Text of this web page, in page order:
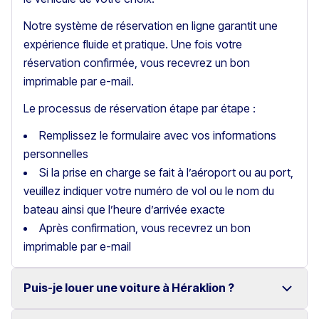
Notre système de réservation en ligne garantit une
expérience fluide et pratique. Une fois votre
réservation confirmée, vous recevrez un bon
imprimable par e-mail.
Le processus de réservation étape par étape :
Remplissez le formulaire avec vos informations
personnelles
Si la prise en charge se fait à l’aéroport ou au port,
veuillez indiquer votre numéro de vol ou le nom du
bateau ainsi que l’heure d’arrivée exacte
Après confirmation, vous recevrez un bon
imprimable par e-mail
Puis-je louer une voiture à Héraklion ?